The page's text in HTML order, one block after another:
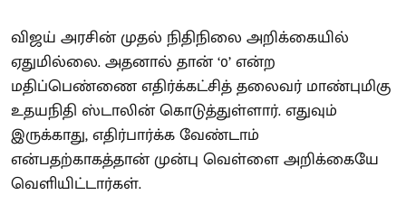
விஜய் அரசின் முதல் நிதிநிலை அறிக்கையில்
ஏதுமில்லை. அதனால் தான் ‘0’ என்ற
மதிப்பெண்ணை எதிர்க்கட்சித் தலைவர் மாண்புமிகு
உதயநிதி ஸ்டாலின் கொடுத்துள்ளார். எதுவும்
இருக்காது, எதிர்பார்க்க வேண்டாம்
என்பதற்காகத்தான் முன்பு வெள்ளை அறிக்கையே
வெளியிட்டார்கள்.